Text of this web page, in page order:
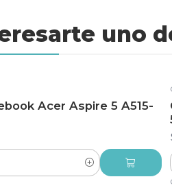
uno
Acer Aspire 5 A515-